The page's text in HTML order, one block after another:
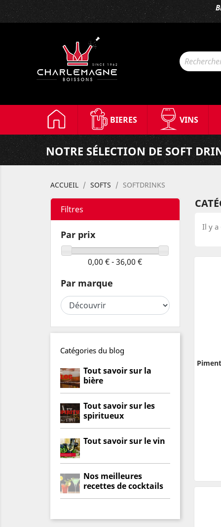
BIERES VINS
NOTRE SÉLECTION DE SOFT
ACCUEIL SOFTS SOFTDRINKS
Filtres
Par prix
0,00 € - 36,00 €
Par marque
Catégories du blog
Tout savoir sur la
bière
Tout savoir sur les
spiritueux
Tout savoir sur le vin
Nos meilleures
recettes de cocktails
Il y a